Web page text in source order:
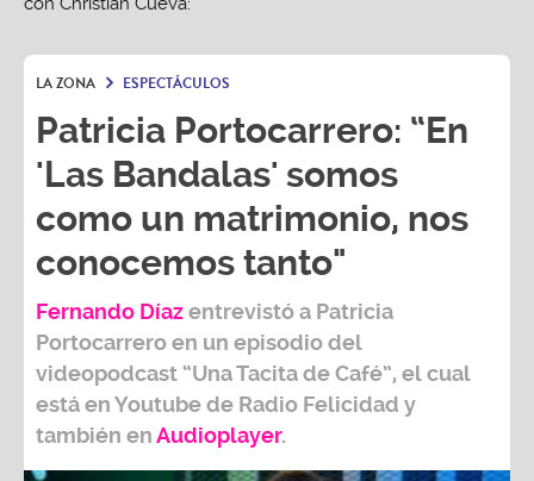
LA ZONA ESPECTÁCULOS
Patricia Portocarrero: “En
'Las Bandalas' somos
como un matrimonio, nos
conocemos tanto"
Fernando Díazentrevistó a Patricia
Portocarreroen un episodio del
videopodcast “Una Tacita de Café”, el cual
está en Youtube de Radio Felicidad y
también enAudioplayer.